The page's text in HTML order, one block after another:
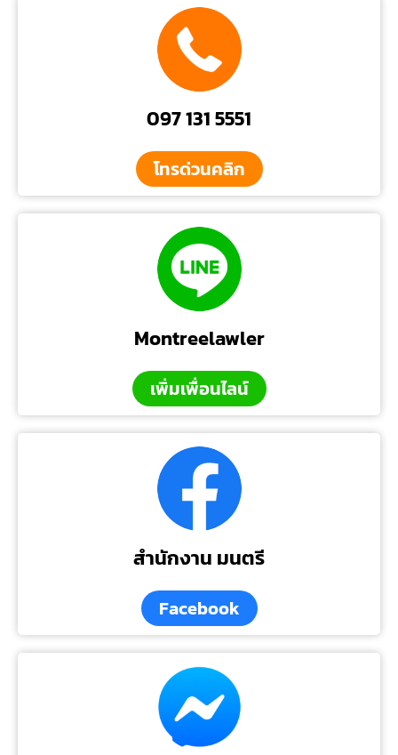
097 131 5551
โทรด่วนคลิก
Montreelawler
เพิ่มเพื่อนไลน์
สำนักงาน มนตรี
Facebook